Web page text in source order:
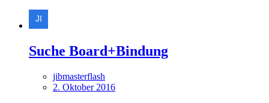
Suche Board+Bindung
jibmasterflash
2. Oktober 2016